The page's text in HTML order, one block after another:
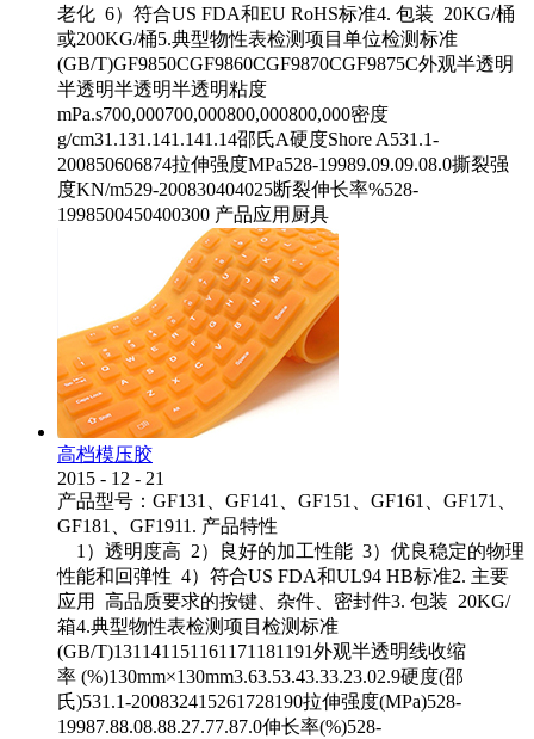
老化 6）符合US FDA和EU RoHS标准4. 包装 20KG/桶
或200KG/桶5.典型物性表检测项目单位检测标准
(GB/T)GF9850CGF9860CGF9870CGF9875C外观半透明
半透明半透明半透明粘度
mPa.s700,000700,000800,000800,000密度
g/cm31.131.141.141.14邵氏A硬度Shore A531.1-
200850606874拉伸强度MPa528-19989.09.09.08.0撕裂强
度KN/m529-200830404025断裂伸长率%528-
1998500450400300 产品应用厨具
高档模压胶
2015 - 12 - 21
产品型号：GF131、GF141、GF151、GF161、GF171、
GF181、GF1911. 产品特性
1）透明度高 2）良好的加工性能 3）优良稳定的物理
性能和回弹性 4）符合US FDA和UL94 HB标准2. 主要
应用 高品质要求的按键、杂件、密封件3. 包装 20KG/
箱4.典型物性表检测项目检测标准
(GB/T)131141151161171181191外观半透明线收缩
率 (%)130mm×130mm3.63.53.43.33.23.02.9硬度(邵
氏)531.1-200832415261728190拉伸强度(MPa)528-
19987.88.08.88.27.77.87.0伸长率(%)528-